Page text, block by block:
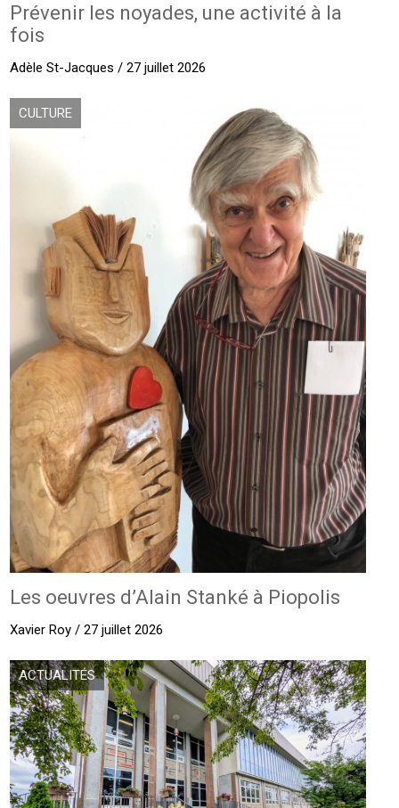
Prévenir les noyades, une activité à la
fois
Adèle St-Jacques / 27 juillet 2026
CULTURE
Les oeuvres d’Alain Stanké à Piopolis
Xavier Roy / 27 juillet 2026
ACTUALITÉS